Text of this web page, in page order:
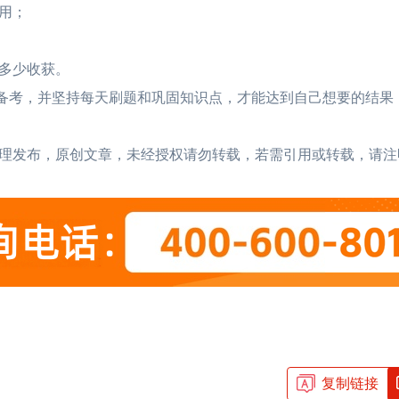
；
收获。
并坚持每天刷题和巩固知识点，才能达到自己想要的结果
布，原创文章，未经授权请勿转载，若需引用或转载，请
复制链接